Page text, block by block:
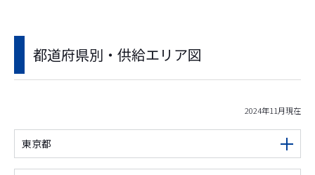
都道府県別・供給エリア図
2024年11月現在
東京都